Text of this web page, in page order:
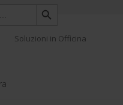
Soluzioni in Officina